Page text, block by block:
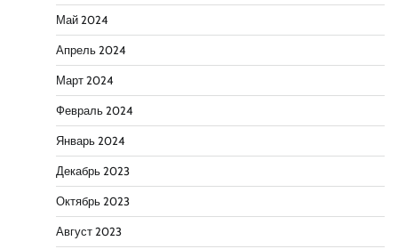
Май 2024
Апрель 2024
Март 2024
Февраль 2024
Январь 2024
Декабрь 2023
Октябрь 2023
Август 2023